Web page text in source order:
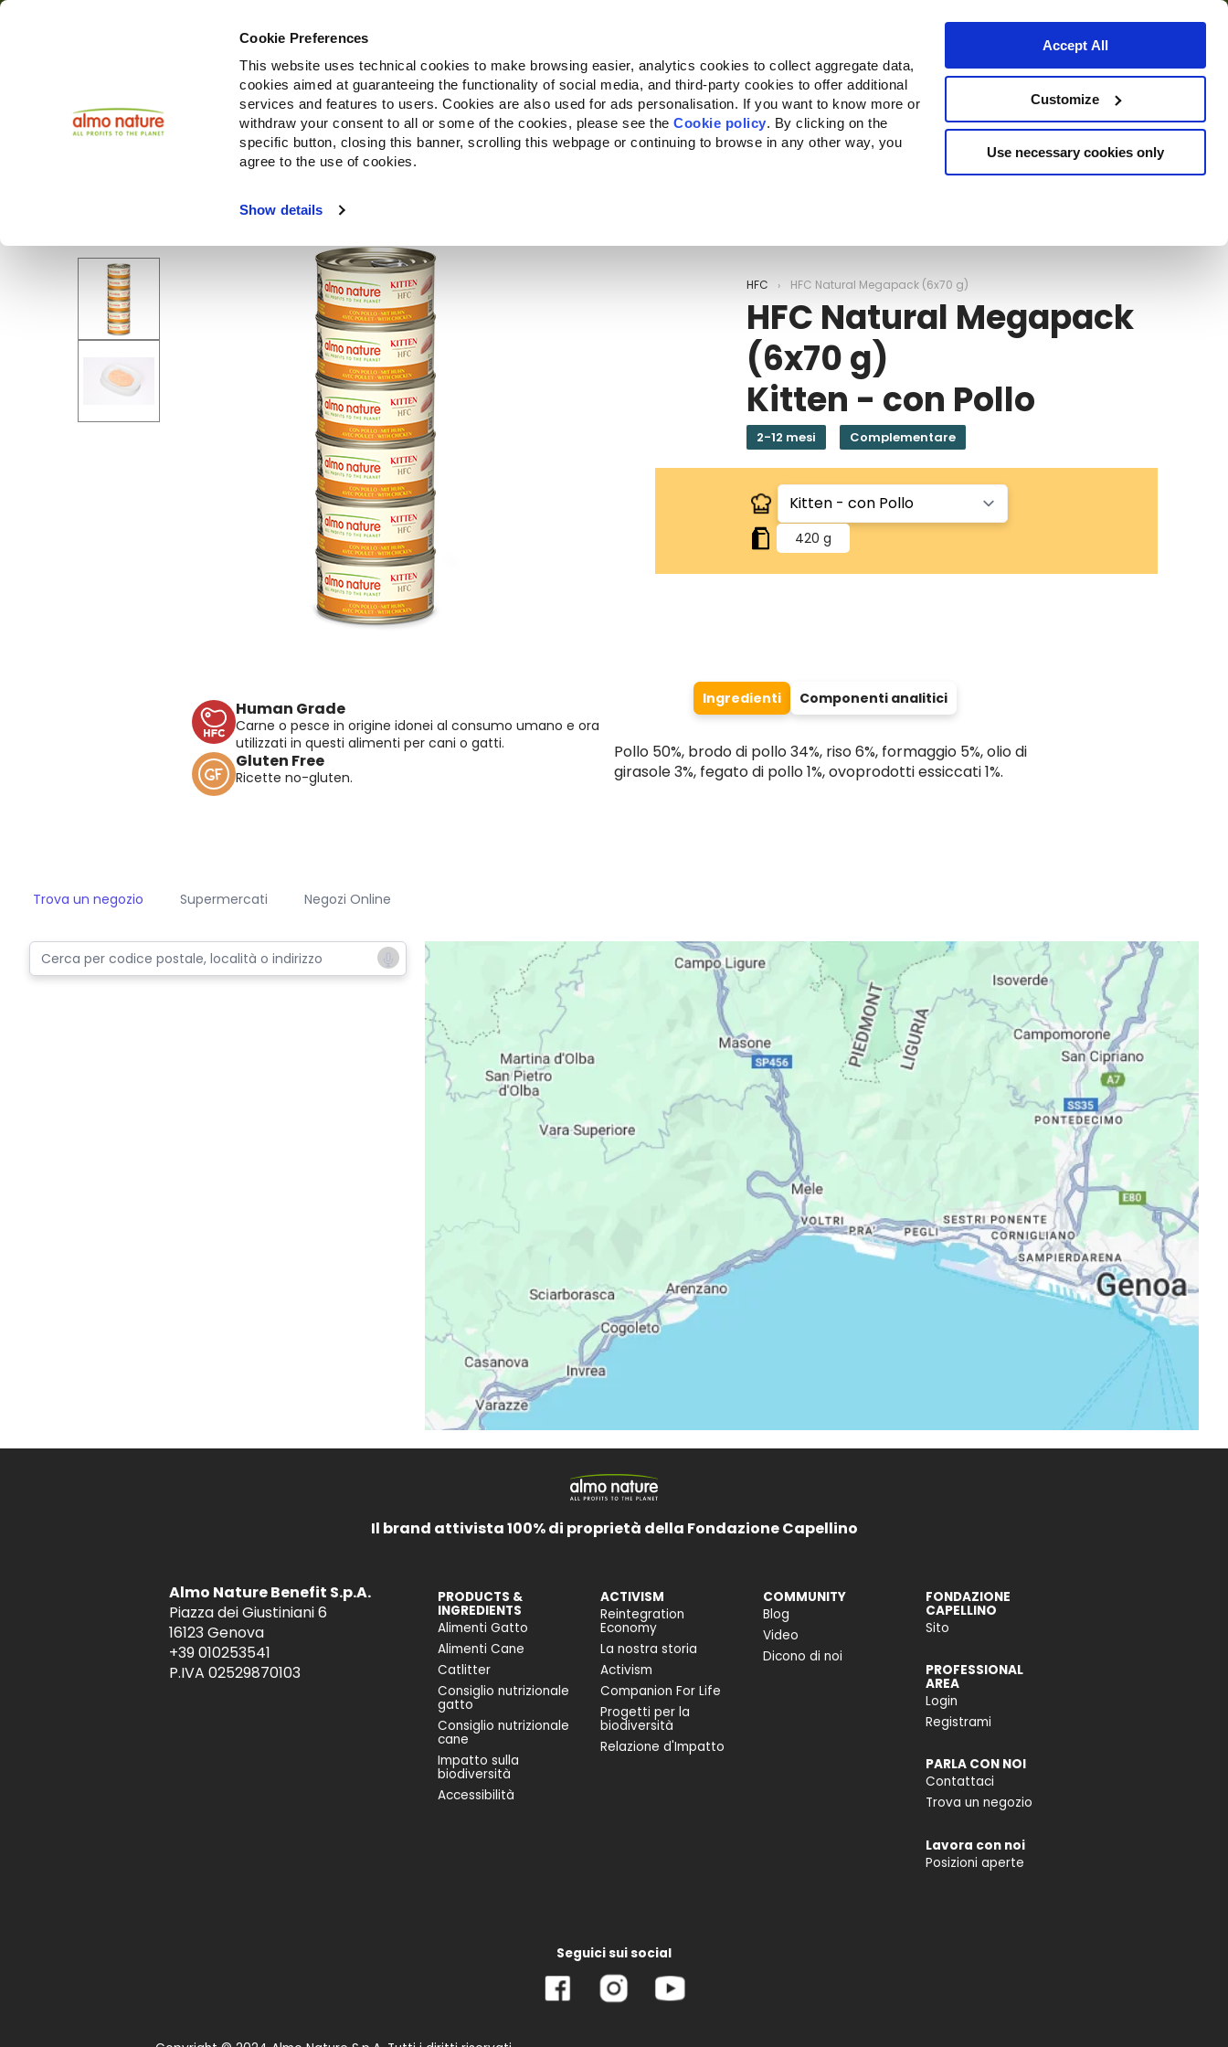
Cookie Preferences
This website uses technical cookies to make browsing easier, analytics cookies to collect aggregate data,
cookies aimed at guaranteeing the functionality of social media, and third-party cookies to offer additional
services and features to users. Cookies are also used for ads personalisation. If you want to know more or
withdraw your consent to all or some of the cookies, please see theCookie policy. By clicking on the
specific button, closing this banner, scrolling this webpage or continuing to browse in any other way, you
agree to the use of cookies.
Show details
Accept All
Customize
Use necessary cookies only
Prodotti Companion for Life Bando Companion for Life Chi siamo Dove acquistare
Choose another country or region to see content specific to your location.
HFC HFC Natural Megapack (6x70 g)
HFC Natural Megapack
(6x70 g)
Kitten - con Pollo
2-12 mesi Complementare
420 g
Human Grade
Carne o pesce in origine idonei al consumo umano e ora
utilizzati in questi alimenti per cani o gatti.
Gluten Free
Ricette no-gluten.
Ingredienti Componenti analitici
Pollo 50%, brodo di pollo 34%, riso 6%, formaggio 5%, olio di
girasole 3%, fegato di pollo 1%, ovoprodotti essiccati 1%.
Trova un negozio Supermercati Negozi Online
Il brand attivista 100% di proprietà della Fondazione Capellino
Almo Nature Benefit S.p.A.
Piazza dei Giustiniani 6
16123 Genova
+39 010253541
P.IVA 02529870103
PRODUCTS &
INGREDIENTS
Alimenti Gatto
Alimenti Cane
Catlitter
Consiglio nutrizionale
gatto
Consiglio nutrizionale
cane
Impatto sulla
biodiversità
Accessibilità
ACTIVISM
Reintegration
Economy
La nostra storia
Activism
Companion For Life
Progetti per la
biodiversità
Relazione d'Impatto
COMMUNITY
Blog
Video
Dicono di noi
FONDAZIONE
CAPELLINO
Sito
PROFESSIONAL
AREA
Login
Registrami
PARLA CON NOI
Contattaci
Trova un negozio
Lavora con noi
Posizioni aperte
Seguici sui social